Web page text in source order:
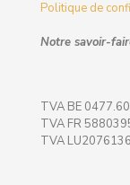
Politique de
Notre savoir-
TVA BE
TVA FR
TVA